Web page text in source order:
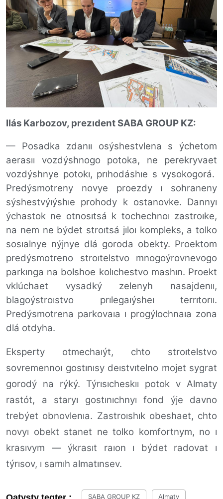
Ilás Karbozov, prezıdent SABA GROUP KZ:
— Posadka zdanıı osýshestvlena s ýchetom
aerasıı vozdýshnogo potoka, ne perekryvaet
vozdýshnye potokı, prıhodáshıe s vysokogorá.
Predýsmotreny novye proezdy ı sohraneny
sýshestvýıýshıe prohody k ostanovke. Dannyı
ýchastok ne otnosıtsá k tochechnoı zastroıke,
na nem ne býdet stroıtsá jıloı kompleks, a tolko
sosıalnye nýjnye dlá goroda obekty. Proektom
predýsmotreno stroıtelstvo mnogoýrovnevogo
parkınga na bolshoe kolıchestvo mashın. Proekt
vklúchaet vysadký zelenyh nasajdenıı,
blagoýstroıstvo prılegaıýsheı terrıtorıı.
Predýsmotrena parkovaıa ı progýlochnaıa zona
dlá otdyha.
Eksperty otmechaıýt, chto stroıtelstvo
sovremennoı gostınısy deıstvıtelno mojet sygrat
gorodý na rýký. Týrısıcheskıı potok v Almaty
rastót, a staryı gostınıchnyı fond ýje davno
trebýet obnovlenıa. Zastroıshık obeshaet, chto
novyı obekt stanet ne tolko komfortnym, no ı
krasıvym — ýkrasıt raıon ı býdet radovat ı
týrısov, ı samıh almatınsev.
SABA GROUP KZ Almaty